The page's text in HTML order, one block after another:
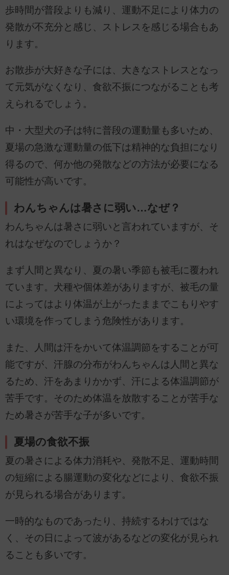
歩時間が普段よりも減り、運動不足により体力の
発散が不充分と感じ、ストレスを感じる場合もあ
ります。
お散歩が大好きな子には、大きなストレスとなっ
て元気がなくなり、食欲不振につながることも考
えられるでしょう。
中・大型犬の子は特に普段の運動量も多いため、
夏場の急激な運動量の低下は精神的な負担になり
得るので、何か他の発散などの方法が必要になる
可能性が高いです。
わんちゃんは暑さに弱い…なぜ？
わんちゃんは暑さに弱いと言われていますが、そ
れはなぜなのでしょうか？
まず人間と異なり、夏の暑い季節も被毛に覆われ
ています。犬種や個体差がありますが、被毛の量
によってはより体温が上がったままでこもりやす
い環境を作ってしまう危険性があります。
また、人間は汗をかいて体温調節をすることが可
能ですが、汗腺の分布がわんちゃんは人間と異な
るため、汗をあまりかかず、汗による体温調節が
苦手です。そのため体温を放散することが苦手な
ため暑さが苦手な子が多いです。
夏場の食欲不振
夏の暑さによる体力消耗や、発散不足、運動時間
の短縮による腸運動の変化などにより、食欲不振
が見られる場合があります。
一時的なものであったり、持続するわけではな
く、その日によって波があるなどの変化が見られ
ることも多いです。